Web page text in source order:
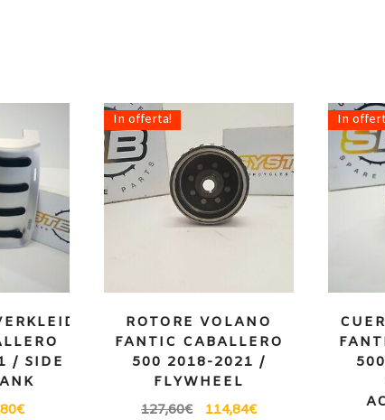
/ SIDE
€
In offerta!
ROTORE VOLANO
FANTIC CABALLERO
500 2018-2021 /
FLYWHEEL
127,60€ 114,84€
In